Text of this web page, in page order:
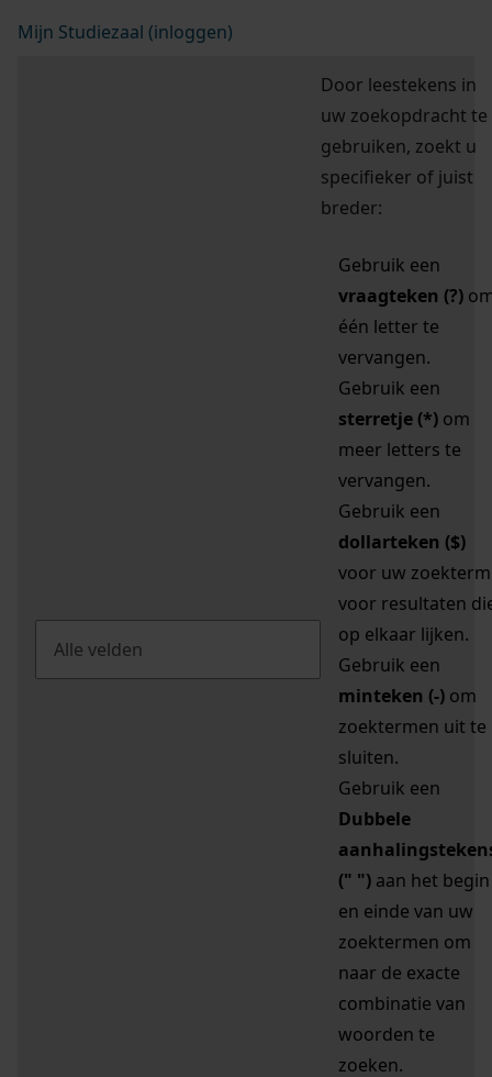
Mijn Studiezaal (inloggen)
Door leestekens in
uw zoekopdracht te
gebruiken, zoekt u
specifieker of juist
breder:
Gebruik een
vraagteken (?)
één letter te
vervangen.
Gebruik een
sterretje (*) om
meer letters te
vervangen.
Gebruik een
dollarteken ($)
voor uw zoekterm
voor resultaten
op elkaar lijken.
Gebruik een
minteken (-) om
zoektermen uit te
sluiten.
Gebruik een
Dubbele
(" ") aan het begin
en einde van uw
zoektermen om
naar de exacte
combinatie van
woorden te
zoeken.